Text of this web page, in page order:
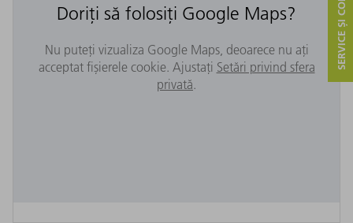
Doriți să folosiți Google Maps?
Nu puteți vizualiza Google Maps, deoarece nu ați
acceptat fișierele cookie. Ajustați Setări privind sfera
privată.
SERVICE ȘI CONTACT